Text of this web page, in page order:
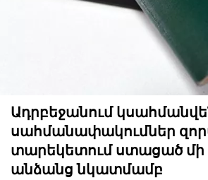
Ադրբեջանում
սահմանափակումներ
տարեկետում ստացած մի
անձանց նկատմամբ